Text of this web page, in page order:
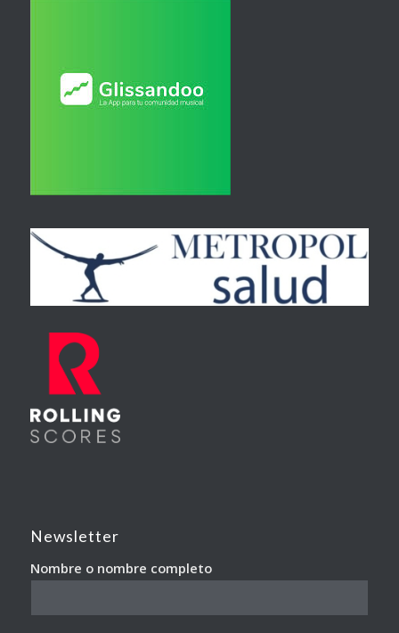
Newsletter
Nombre o nombre completo